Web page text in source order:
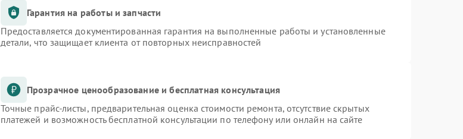
Гарантия на работы и запчасти
Предоставляется документированная гарантия на выполненные работы и установленные
детали, что защищает клиента от повторных неисправностей
Прозрачное ценообразование и бесплатная консультация
Точные прайс-листы, предварительная оценка стоимости ремонта, отсутствие скрытых
платежей и возможность бесплатной консультации по телефону или онлайн на сайте